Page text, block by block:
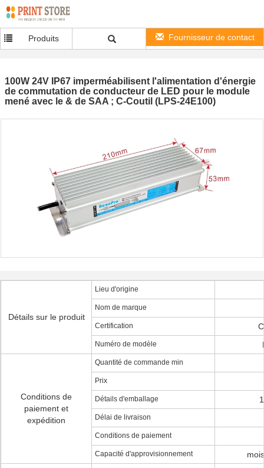
Produits Fournisseur de contact
100W 24V IP67 imperméabilisent l'alimentation d'énergie
de commutation de conducteur de LED pour le module
mené avec le & de SAA ; C-Coutil (LPS-24E100)
Détails sur le produit
Lieu d'origine
Nom de marque
Certification
Numéro de modèle
Conditions de
paiement et
expédition
Quantité de commande min
Prix
Détails d'emballage
Délai de livraison
Conditions de paiement
Capacité d'approvisionnement